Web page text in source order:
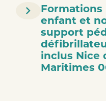
enfant et
support
inclus Nice
Maritimes